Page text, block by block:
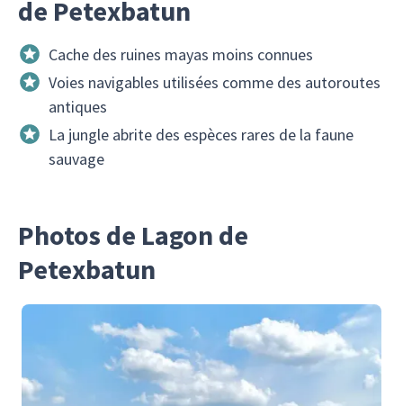
de Petexbatun
Cache des ruines mayas moins connues
Voies navigables utilisées comme des autoroutes
antiques
La jungle abrite des espèces rares de la faune
sauvage
Photos de Lagon de
Petexbatun